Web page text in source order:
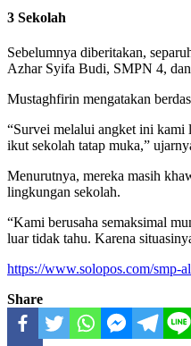
3 Sekolah
Sebelumnya diberitakan,
Azhar Syifa Budi, SMPN 4,
Mustaghfirin mengatakan
“Survei melalui angket ini kami
ikut sekolah tatap muka,”
Menurutnya, mereka masih
lingkungan sekolah.
“Kami berusaha semaksimal
luar tidak tahu. Karena
https://www.solopos.com/smp-
Share